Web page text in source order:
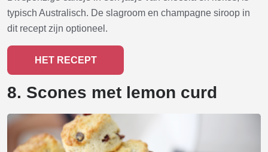
typisch Australisch. De slagroom en champagne siroop in
dit recept zijn optioneel.
HET RECEPT
8. Scones met lemon curd